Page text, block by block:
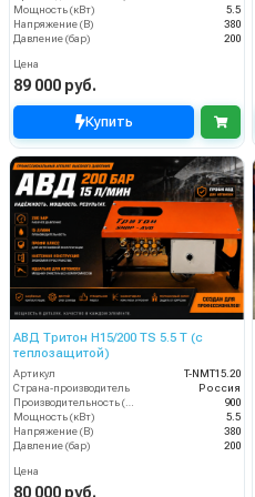
Мощность (кВт)
5.5
Напряжение (В)
380
Давление (бар)
200
Цена
89 000 руб.
Купить
АВД Тритон H15/200 TS 5.5 T (с
теплозащитой)
Артикул
T-NMT15.20
Страна-производитель
Россия
Производительность (л/ч)
900
Мощность (кВт)
5.5
Напряжение (В)
380
Давление (бар)
200
Цена
80 000 руб.